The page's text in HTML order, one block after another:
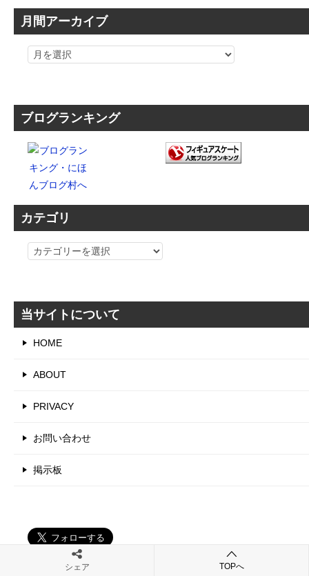
月間アーカイブ
ブログランキング
カテゴリ
カ
リ
当サイトについて
HOME
ABOUT
PRIVACY
お問い合わせ
掲示板
シェア TOPへ